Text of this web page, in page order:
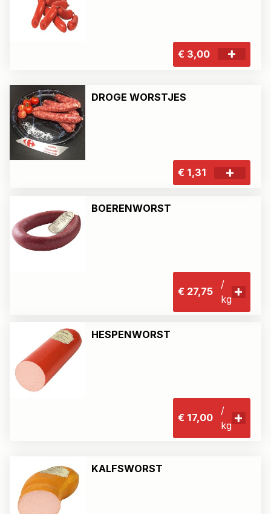
€ 3,00
DROGE WORSTJES
€ 1,31
BOERENWORST
€ 27,75
/
kg
HESPENWORST
€ 17,00
/
kg
KALFSWORST